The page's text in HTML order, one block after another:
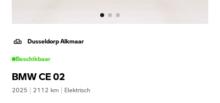
Dusseldorp Alkmaar
Beschikbaar
BMW CE 02
2025 | 2112 km | Elektrisch